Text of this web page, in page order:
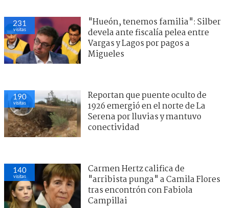
231
visitas
"Hueón, tenemos familia": Silber
devela ante fiscalía pelea entre
Vargas y Lagos por pagos a
Migueles
190
visitas
Reportan que puente oculto de
1926 emergió en el norte de La
Serena por lluvias y mantuvo
conectividad
140
visitas
Carmen Hertz califica de
"arribista punga" a Camila Flores
tras encontrón con Fabiola
Campillai